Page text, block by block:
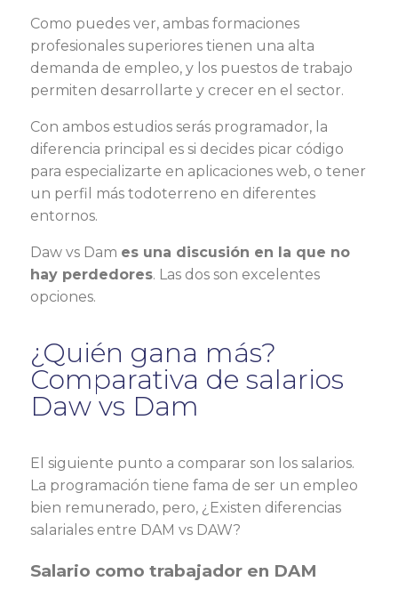
Como puedes ver, ambas formaciones
profesionales superiores tienen una alta
demanda de empleo, y los puestos de trabajo
permiten desarrollarte y crecer en el sector.
Con ambos estudios serás programador, la
diferencia principal es si decides picar código
para especializarte en aplicaciones web, o tener
un perfil más todoterreno en diferentes
entornos.
Daw vs Dam es una discusión en la que no
hay perdedores. Las dos son excelentes
opciones.
¿Quién gana más?
Comparativa de salarios
Daw vs Dam
El siguiente punto a comparar son los salarios.
La programación tiene fama de ser un empleo
bien remunerado, pero, ¿Existen diferencias
salariales entre DAM vs DAW?
Salario como trabajador en DAM